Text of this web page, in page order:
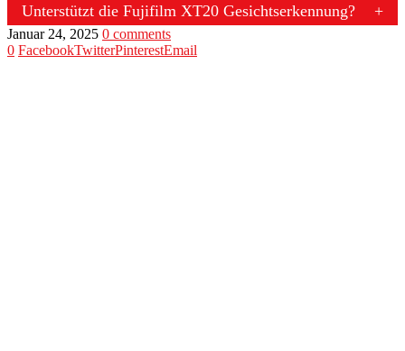
Unterstützt die Fujifilm XT20 Gesichtserkennung?
Januar 24, 2025 0 comments
0 FacebookTwitterPinterestEmail